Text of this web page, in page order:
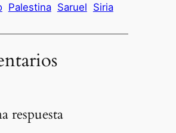
Palestina Saruel Siria
respuesta